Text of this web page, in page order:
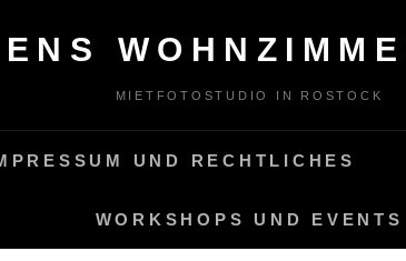
MIETFOTOSTUDIO IN ROSTOCK
UND RECHTLICHES
WORKSHOPS UND EVENTS